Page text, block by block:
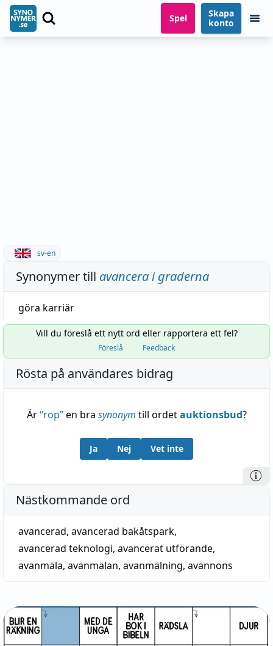
Spel
Skapa
konto
sv-en
Synonymer till avancera i graderna
göra karriär
Vill du föreslå ett nytt ord eller rapportera ett fel?
Föreslå Feedback
Rösta på användares bidrag
Är“rop”en bra synonym till ordetauktionsbud?
Ja Nej Vet inte
Nästkommande ord
avancerad, avancerad bakåtspark,
avancerad teknologi, avancerat utförande,
avanmäla, avanmälan, avanmälning, avannons